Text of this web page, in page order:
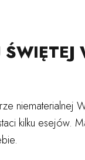
niematerialnej
kilku esejów.